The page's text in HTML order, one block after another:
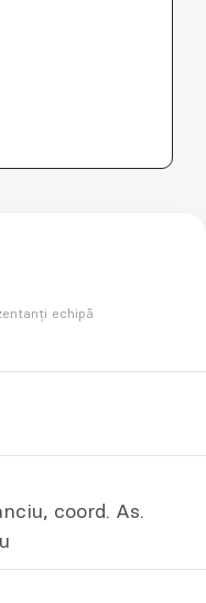
echipă
coord. As.